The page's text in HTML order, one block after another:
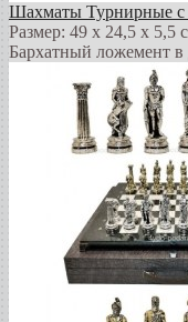
Шахматы Турнирные с
Размер: 49 х 24,5 х 5,5
Бархатный ложемент в